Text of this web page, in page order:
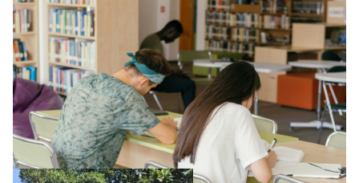
Supérieur privé : une dérive qui met à mal la
promesse républicaine
11 juillet 2026-
Le projet de loi sur la régulation de l’enseignement
supérieur privé met en lumière l’amplification d’un système
qui relègue l’acte pédagogique au superfétatoire, voire à…
Lire la suite →